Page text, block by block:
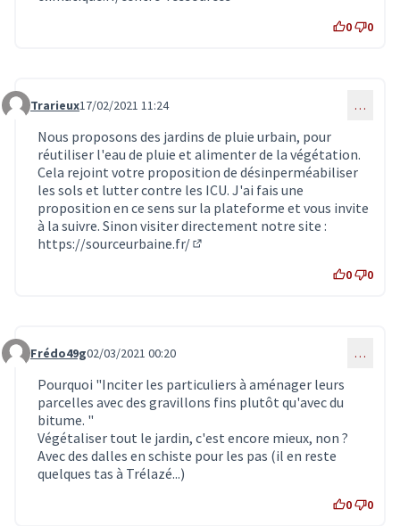
0 0
Commentaire 2702
Trarieux17/02/2021 11:24 …
Nous proposons des jardins de pluie urbain, pour
réutiliser l'eau de pluie et alimenter de la végétation.
Cela rejoint votre proposition de désinperméabiliser
les sols et lutter contre les ICU. J'ai fais une
proposition en ce sens sur la plateforme et vous invite
à la suivre. Sinon visiter directement notre site :
https://sourceurbaine.fr/
0 0
Commentaire 2737
Frédo49g02/03/2021 00:20 …
Pourquoi "Inciter les particuliers à aménager leurs
parcelles avec des gravillons fins plutôt qu'avec du
bitume. "
Végétaliser tout le jardin, c'est encore mieux, non ?
Avec des dalles en schiste pour les pas (il en reste
quelques tas à Trélazé...)
0 0